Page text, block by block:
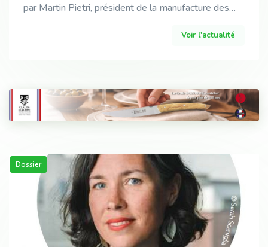
par Martin Pietri, président de la manufacture des
Voir l'actualité
Dossier